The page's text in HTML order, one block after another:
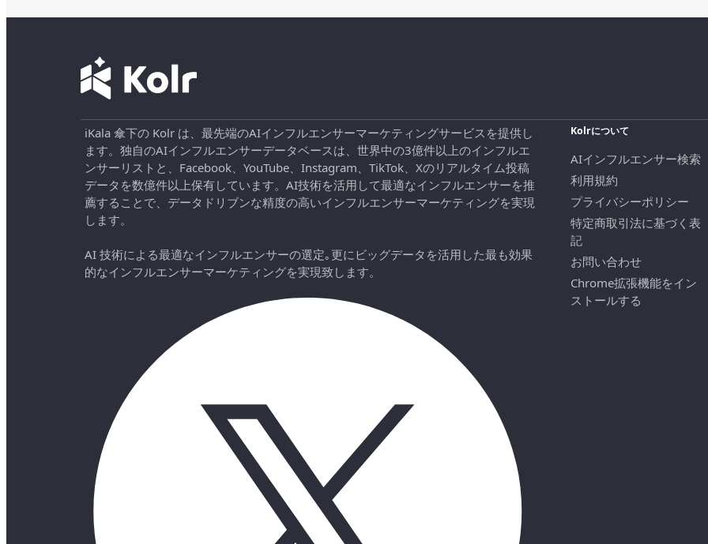
iKala 傘下の Kolr は、最先端のAIインフルエンサーマーケティングサービスを提供し
ます。独自のAIインフルエンサーデータベースは、世界中の3億件以上のインフルエ
ンサーリストと、Facebook、YouTube、Instagram、TikTok、Xのリアルタイム投稿
データを数億件以上保有しています。AI技術を活用して最適なインフルエンサーを推
薦することで、データドリブンな精度の高いインフルエンサーマーケティングを実現
します。
AI 技術による最適なインフルエンサーの選定｡更にビッグデータを活用した最も効果
的なインフルエンサーマーケティングを実現致します。
Kolrについて
AIインフルエンサー検索
利用規約
プライバシーポリシー
特定商取引法に基づく表
記
お問い合わせ
Chrome拡張機能をイン
ストールする